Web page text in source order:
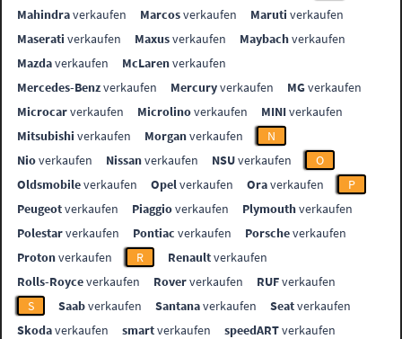
Mahindraverkaufen Marcosverkaufen Maruti verkaufen
Maserati verkaufen Maxusverkaufen Maybachverkaufen
Mazdaverkaufen McLarenverkaufen
Mercedes-Benzverkaufen Mercuryverkaufen MGverkaufen
Microcarverkaufen Microlinoverkaufen MINIverkaufen
Mitsubishi verkaufen Morganverkaufen
N
Nioverkaufen Nissanverkaufen NSUverkaufen
O
Oldsmobileverkaufen Opelverkaufen Oraverkaufen
P
Peugeotverkaufen Piaggioverkaufen Plymouthverkaufen
Polestarverkaufen Pontiac verkaufen Porscheverkaufen
Protonverkaufen R Renaultverkaufen
Rolls-Royceverkaufen Roververkaufen RUFverkaufen
S
Saabverkaufen Santanaverkaufen Seatverkaufen
Skodaverkaufen smartverkaufen speedARTverkaufen